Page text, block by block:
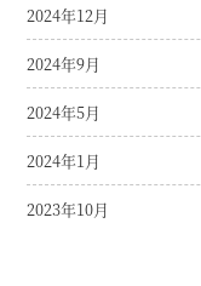
2024年12月
2024年9月
2024年5月
2024年1月
2023年10月